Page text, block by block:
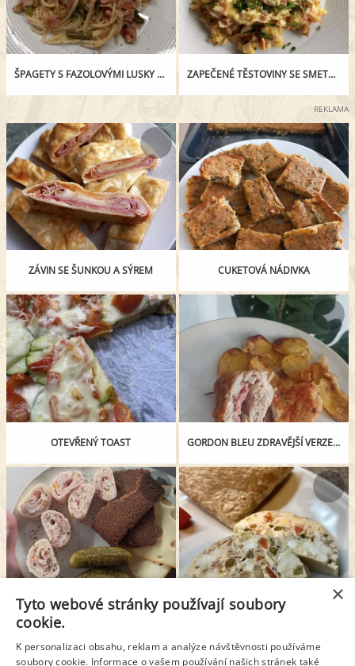
ŠPAGETY S FAZOLOVÝMI LUSKY A ŠUNKOU NA SMETANĚ ZAPEČENÉ TĚSTOVINY SE SMETANOU
REKLAMA
ZÁVIN SE ŠUNKOU A SÝREM CUKETOVÁ NÁDIVKA
OTEVŘENÝ TOAST GORDON BLEU ZDRAVĚJŠÍ VERZE S PARMAZÁNOVYMI BRAMBORY
SÝROVÁ ROLÁDA VAJEČNÁ TLAČENKA
×
Tyto webové stránky používají soubory
cookie.
K personalizaci obsahu, reklam a analýze návštěvnosti používáme
soubory cookie. Informace o vašem používání našich stránek také